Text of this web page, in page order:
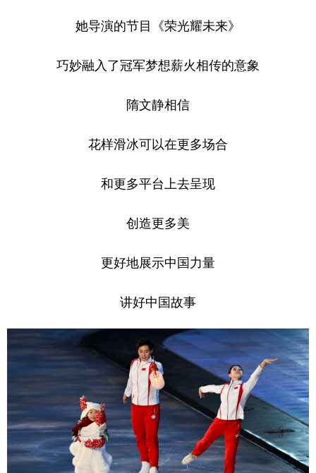
她导演的节目《荣光耀未来》
巧妙融入了冠军梦想薪火相传的意象
隋文静相信
花样滑冰可以在更多场合
和更多平台上去呈现
创造更多美
更好地展示中国力量
讲好中国故事